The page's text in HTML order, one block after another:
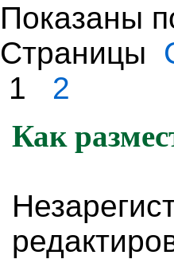
Показаны
Страницы
1 2
Как